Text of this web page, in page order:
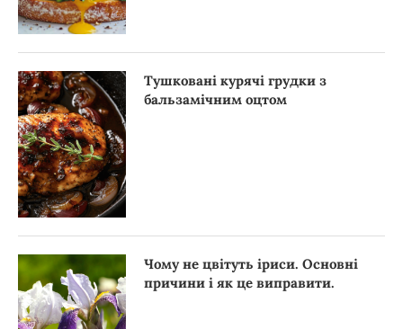
Тушковані курячі грудки з
бальзамічним оцтом
Чому не цвітуть іриси. Основні
причини і як це виправити.